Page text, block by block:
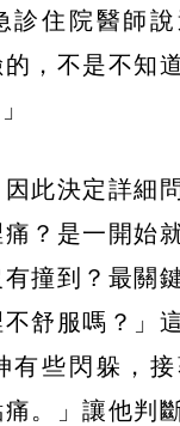
診住院醫師說
的，不是不知
此決定詳細
？是一開始
撞到？最關
舒服嗎？」
有些閃躲，
痛。」讓他判